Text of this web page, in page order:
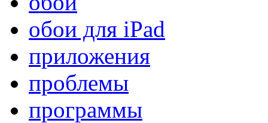
обои для iPad
приложения
проблемы
программы